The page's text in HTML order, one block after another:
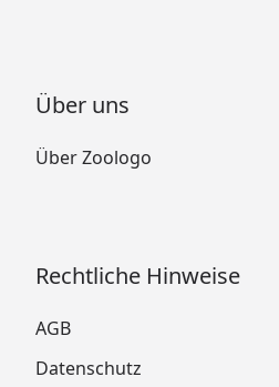
Über uns
Über Zoologo
Rechtliche Hinweise
AGB
Datenschutz